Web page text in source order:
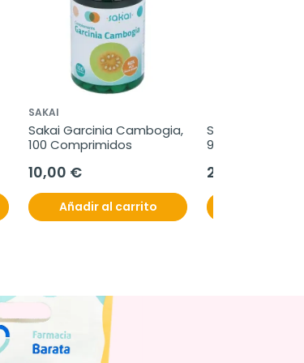
SAKAI
Sakai Garcinia Cambogia,
100 Comprimidos
10,00 €
Añadir al carrito
Soñodina
90+30
20,70 €